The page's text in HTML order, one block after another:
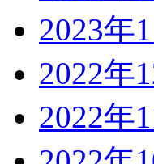
2023年1
2022年
2022年